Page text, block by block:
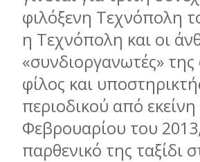
φιλόξενη Τεχνόπολη
η Τεχνόπολη και οι
«συνδιοργανωτές» της
φίλος και
περιοδικού από
Φεβρουαρίου του
παρθενικό της